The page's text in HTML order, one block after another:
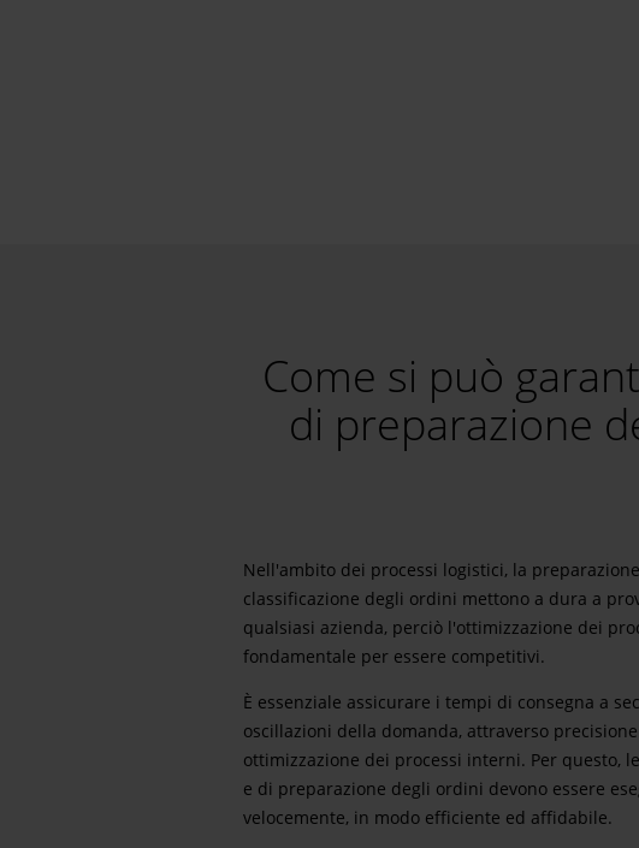
Come si può
di preparazione
Nell'ambito dei processi logistici, la
classificazione degli ordini mettono a dura a
qualsiasi azienda, perciò l'ottimizzazione dei
fondamentale per essere competitivi.
È essenziale assicurare i tempi di consegna a
oscillazioni della domanda, attraverso
ottimizzazione dei processi interni. Per questo,
e di preparazione degli ordini devono essere
velocemente, in modo efficiente ed affidabile.